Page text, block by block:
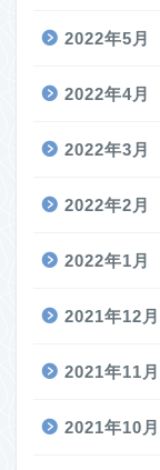
2022年5月
2022年4月
2022年3月
2022年2月
2022年1月
2021年12月
2021年11月
2021年10月